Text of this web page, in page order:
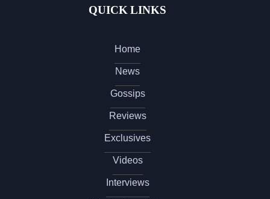
QUICK LINKS
Home
News
Gossips
Reviews
Exclusives
Videos
Interviews